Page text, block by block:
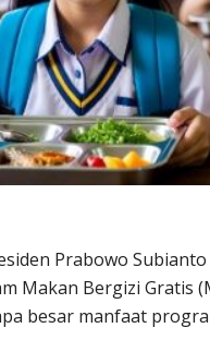
Prabowo
Makan Bergizi Gratis
besar manfaat